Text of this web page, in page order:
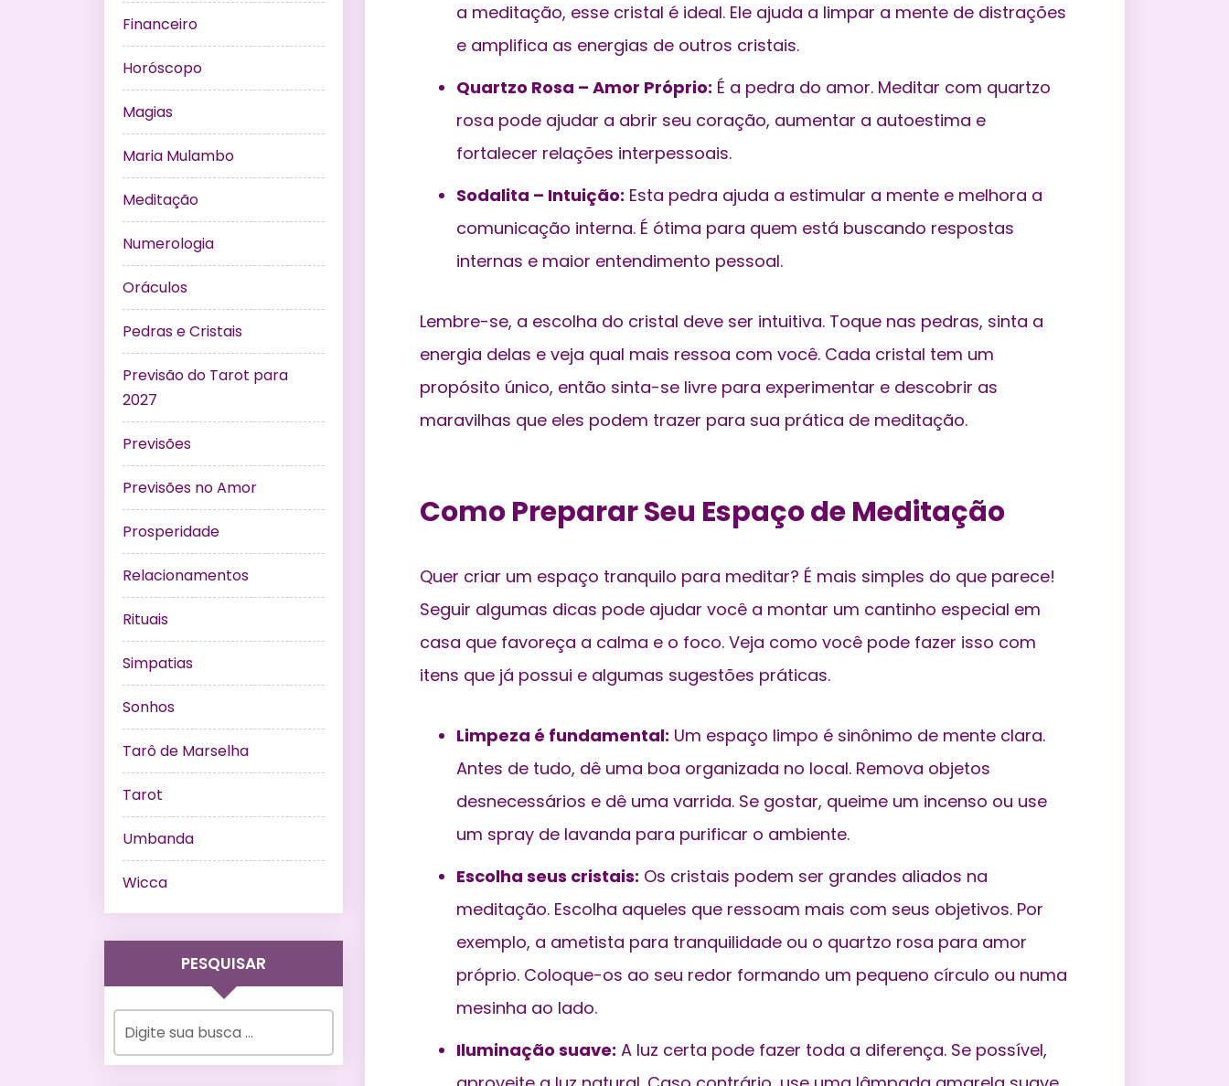
a meditação, esse cristal é ideal. Ele ajuda a limpar a mente de distrações
e amplifica as energias de outros cristais.
Quartzo Rosa – Amor Próprio: É a pedra do amor. Meditar com quartzo
rosa pode ajudar a abrir seu coração, aumentar a autoestima e
fortalecer relações interpessoais.
Sodalita – Intuição: Esta pedra ajuda a estimular a mente e melhora a
comunicação interna. É ótima para quem está buscando respostas
internas e maior entendimento pessoal.
Lembre-se, a escolha do cristal deve ser intuitiva. Toque nas pedras, sinta a
energia delas e veja qual mais ressoa com você. Cada cristal tem um
propósito único, então sinta-se livre para experimentar e descobrir as
maravilhas que eles podem trazer para sua prática de meditação.
Como Preparar Seu Espaço de Meditação
Quer criar um espaço tranquilo para meditar? É mais simples do que parece!
Seguir algumas dicas pode ajudar você a montar um cantinho especial em
casa que favoreça a calma e o foco. Veja como você pode fazer isso com
itens que já possui e algumas sugestões práticas.
Limpeza é fundamental: Um espaço limpo é sinônimo de mente clara.
Antes de tudo, dê uma boa organizada no local. Remova objetos
desnecessários e dê uma varrida. Se gostar, queime um incenso ou use
um spray de lavanda para purificar o ambiente.
Escolha seus cristais: Os cristais podem ser grandes aliados na
meditação. Escolha aqueles que ressoam mais com seus objetivos. Por
exemplo, a ametista para tranquilidade ou o quartzo rosa para amor
próprio. Coloque-os ao seu redor formando um pequeno círculo ou numa
mesinha ao lado.
Iluminação suave: A luz certa pode fazer toda a diferença. Se possível,
Financeiro
Horóscopo
Magias
Maria Mulambo
Meditação
Numerologia
Oráculos
Pedras e Cristais
Previsão do Tarot para
2027
Previsões
Previsões no Amor
Prosperidade
Relacionamentos
Rituais
Simpatias
Sonhos
Tarô de Marselha
Tarot
Umbanda
Wicca
PESQUISAR